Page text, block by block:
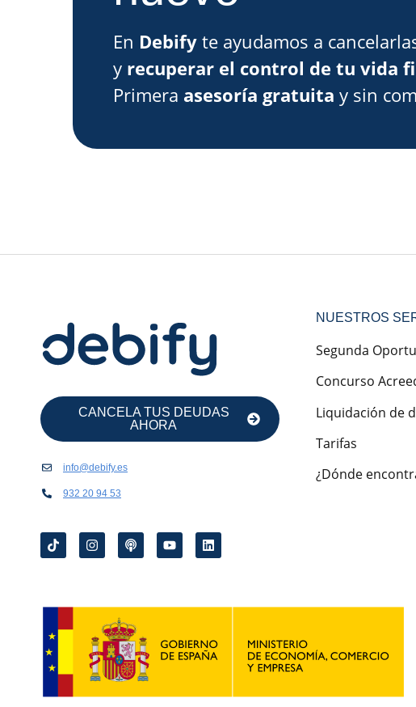
En Debify te ayudamos a
y recuperar el control de tu vida
Primera asesoría gratuita y sin
CANCELA TUS DEUDAS
AHORA
info@debify.es
932 20 94 53
NUESTROS
Segunda
Concurso
Liquidación de
Tarifas
¿Dónde